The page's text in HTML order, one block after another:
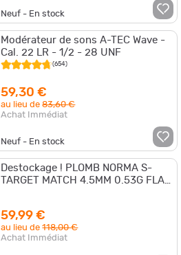
Neuf - En stock
Modérateur de sons A-TEC Wave -
Cal. 22 LR - 1/2 - 28 UNF
(654)
59,30 €
au lieu de83,60 €
Achat Immédiat
Neuf - En stock
Destockage ! PLOMB NORMA S-
TARGET MATCH 4.5MM 0.53G FLAT
59,99 €
au lieu de118,00 €
Achat Immédiat